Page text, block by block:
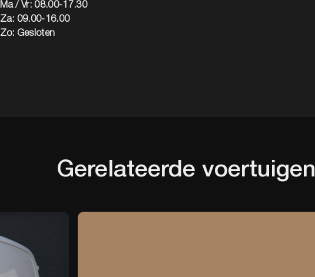
Ma / Vr: 08.00-17.30
Za: 09.00-16.00
Zo: Gesloten
Gerelateerde voertuigen